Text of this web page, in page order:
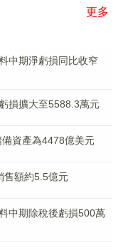
更多
中期淨虧損同比收窄
損擴大至5588.3萬元
資產為4478億美元
售額約5.5億元
中期除稅後虧損500萬